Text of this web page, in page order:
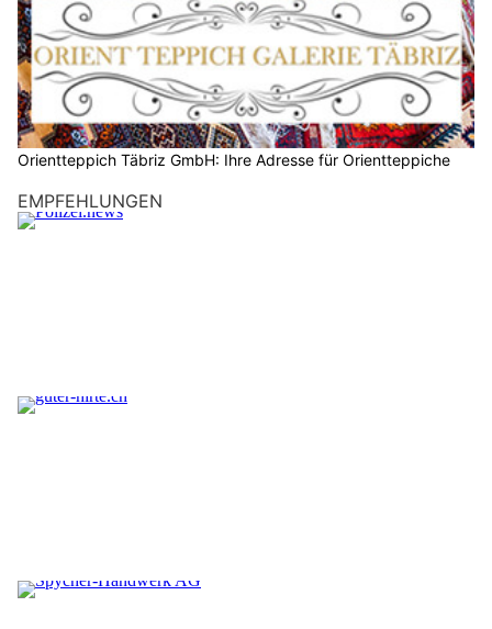
Orientteppich Täbriz GmbH: Ihre Adresse für Orientteppiche
EMPFEHLUNGEN